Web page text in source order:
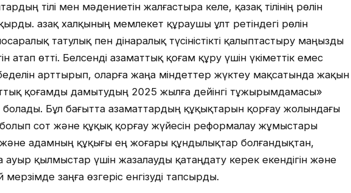
тілі мен мәдениетін жалғастыра келе, қазақ тілінің рөлін
Қазақ халқының мемлекет құраушы ұлт ретіндегі рөлін
татулық пен дінаралық түсіністікті қалыптастыру маңызды
атап өтті. Белсенді азаматтық қоғам құру үшін үкіметтік емес
арттырып, оларға жаңа міндеттер жүктеу мақсатында жақын
қоғамды дамытудың 2025 жылға дейінгі тұжырымдамасы»
Бұл бағытта азаматтардың құқықтарын қорғау жолындағы
болып сот және құқық қорғау жүйесін реформалау жұмыстары
адамның құқығы ең жоғары құндылықтар болғандықтан,
ауыр қылмыстар үшін жазалауды қатаңдату керек екендігін және
мерзімде заңға өзгеріс енгізуді тапсырды.